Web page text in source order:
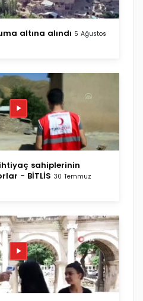
altına alındı 5 Ağustos
sahiplerinin
- BİTLİS 30 Temmuz